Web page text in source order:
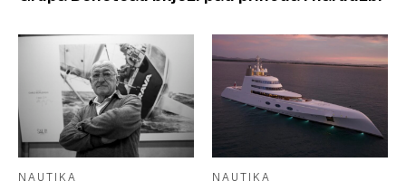
NAUTIKA NAUTIKA